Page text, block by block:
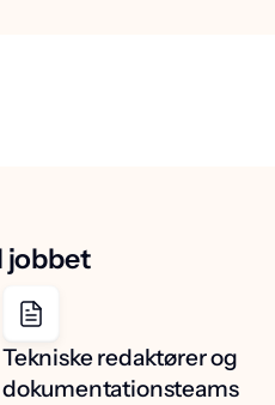
jobbet
Tekniske redaktører og
dokumentationsteams